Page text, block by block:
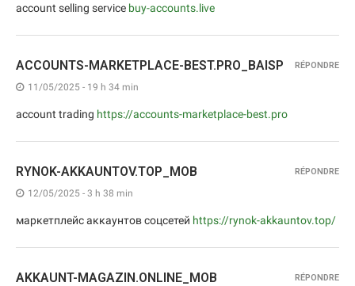
account selling service buy-accounts.live
ACCOUNTS-MARKETPLACE-BEST.PRO_BAISP
11/05/2025 - 19 h 34 min
account trading https://accounts-marketplace-best.pro
RÉPONDRE
RYNOK-AKKAUNTOV.TOP_MOB
12/05/2025 - 3 h 38 min
маркетплейс аккаунтов соцсетей https://rynok-akkauntov.top/
RÉPONDRE
AKKAUNT-MAGAZIN.ONLINE_MOB RÉPONDRE